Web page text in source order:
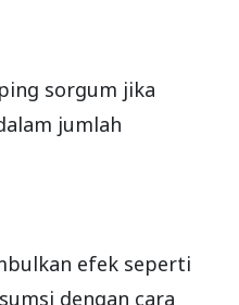
sorgum jika
jumlah
efek seperti
dengan cara